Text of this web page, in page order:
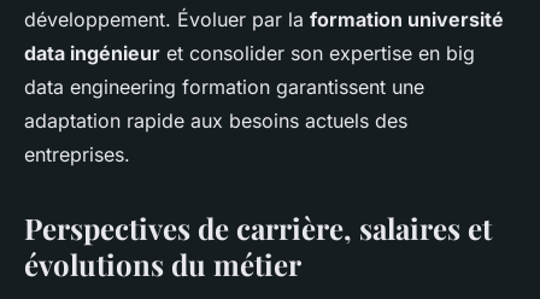
développement. Évoluer par la formation université
data ingénieur et consolider son expertise en big
data engineering formation garantissent une
adaptation rapide aux besoins actuels des
entreprises.
Perspectives de carrière, salaires et
évolutions du métier